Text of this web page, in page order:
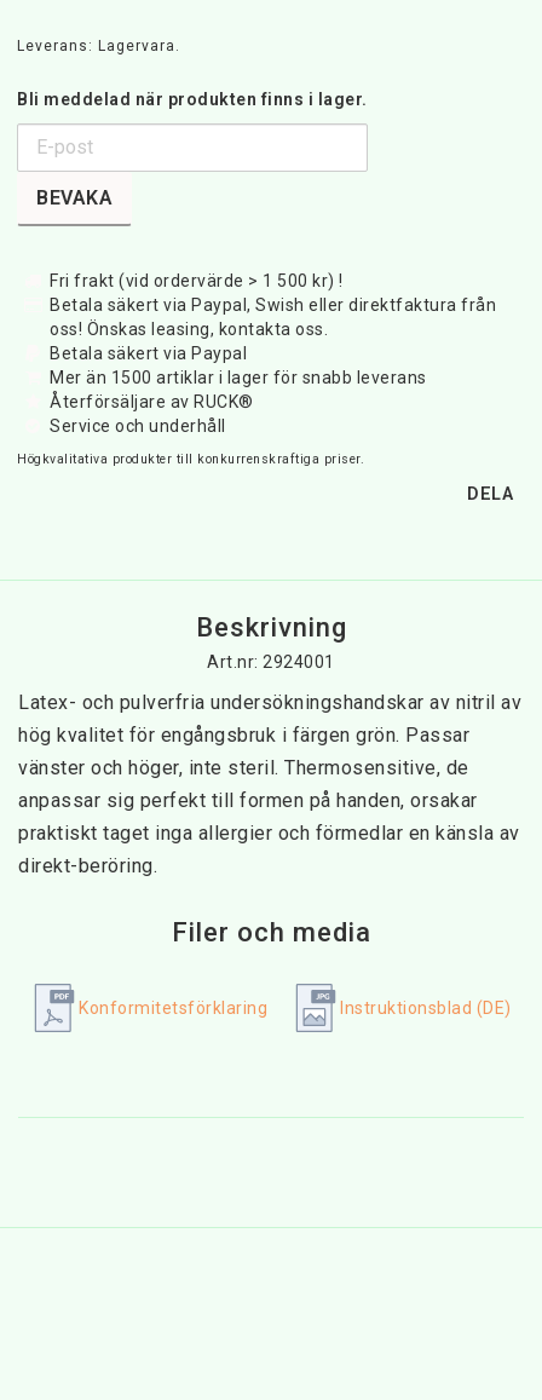
Leverans: Lagervara.
Bli meddelad när produkten finns i lager.
BEVAKA
Fri frakt (vid ordervärde > 1 500 kr) !
Betala säkert via Paypal, Swish eller direktfaktura från
oss! Önskas leasing, kontakta oss.
Betala säkert via Paypal
Mer än 1500 artiklar i lager för snabb leverans
Återförsäljare av RUCK®
Service och underhåll
Högkvalitativa produkter till konkurrenskraftiga priser.
DELA
Beskrivning
Art.nr: 2924001
Latex- och pulverfria undersökningshandskar av nitril av
hög kvalitet för engångsbruk i färgen grön. Passar
vänster och höger, inte steril. Thermosensitive, de
anpassar sig perfekt till formen på handen, orsakar
praktiskt taget inga allergier och förmedlar en känsla av
direkt-beröring.
Filer och media
Konformitetsförklaring Instruktionsblad (DE)